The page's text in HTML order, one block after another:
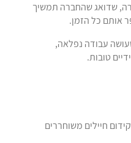
שדואג שהחברה תמשיך
אותם כל הזמן.
עבודה נפלאה,
טובות.
חיילים משוחררים